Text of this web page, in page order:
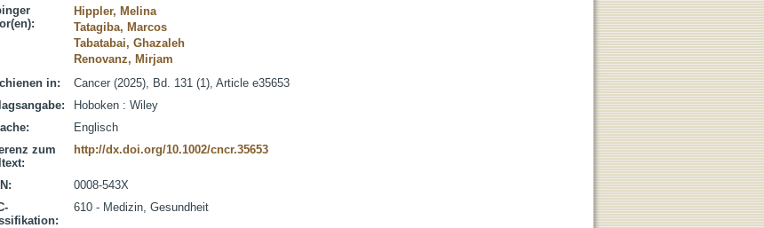
Hippler, Melina
Tatagiba, Marcos
Tabatabai, Ghazaleh
Renovanz, Mirjam
in:
Cancer (2025), Bd. 131 (1), Article e35653
Hoboken : Wiley
Englisch
zum
http://dx.doi.org/10.1002/cncr.35653
0008-543X
610 - Medizin, Gesundheit